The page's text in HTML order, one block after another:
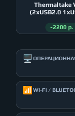
Thermaltake
(2xUSB2.0
-2200 р.
🖥️
📶 WI-FI /